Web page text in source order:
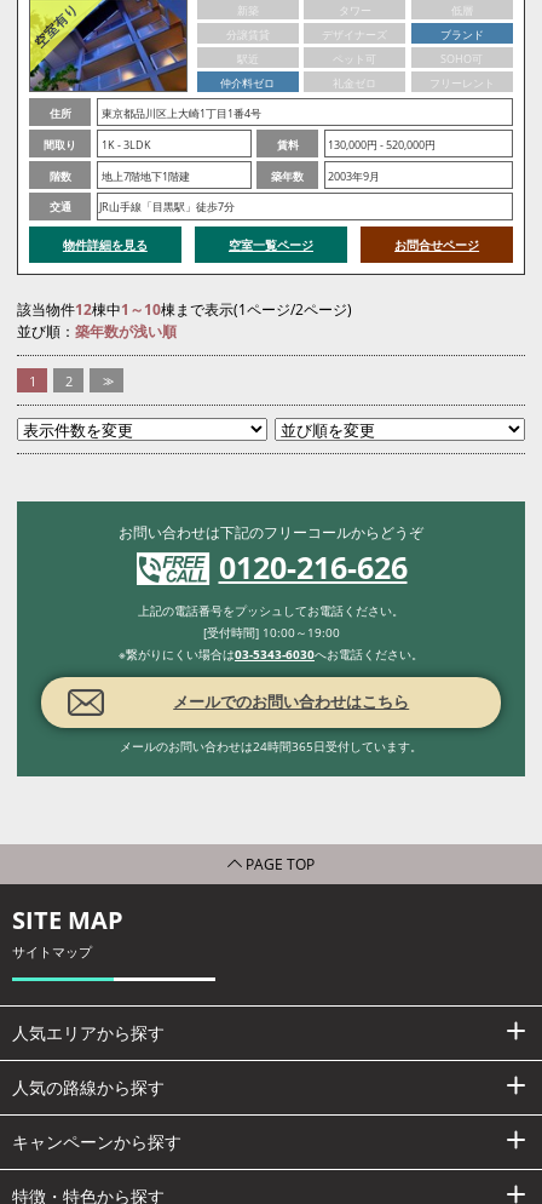
新築 タワー
低層
分譲賃貸
デザイナーズ
ブランド
駅近
ペット可
SOHO可
仲介料ゼロ
礼金ゼロ
フリーレント
住所
東京都品川区上大崎1丁目1番4号
間取り
1K - 3LDK 賃料
130,000円 - 520,000円
階数
地上7階地下1階建 築年数
2003年9月
交通
JR山手線「目黒駅」徒歩7分
物件詳細を見る 空室一覧ページ お問合せページ
該当物件12棟中1～10棟まで表示(1ページ/2ページ)
並び順： 築年数が浅い順
1 2 >>
お問い合わせは下記のフリーコールからどうぞ
0120-216-626
上記の電話番号をプッシュしてお電話ください。
[受付時間] 10:00～19:00
※繋がりにくい場合は03-5343-6030へお電話ください。
メールでのお問い合わせはこちら
メールのお問い合わせは24時間365日受付しています。
PAGE TOP
SITE MAP
サイトマップ
人気エリアから探す
人気の路線から探す
キャンペーンから探す
特徴・特色から探す